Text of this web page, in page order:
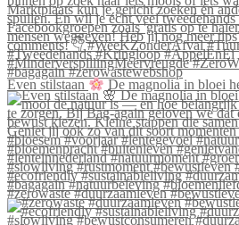
Even stilstaan De magnolia in bloei
#zerowaste #duurzaamleven